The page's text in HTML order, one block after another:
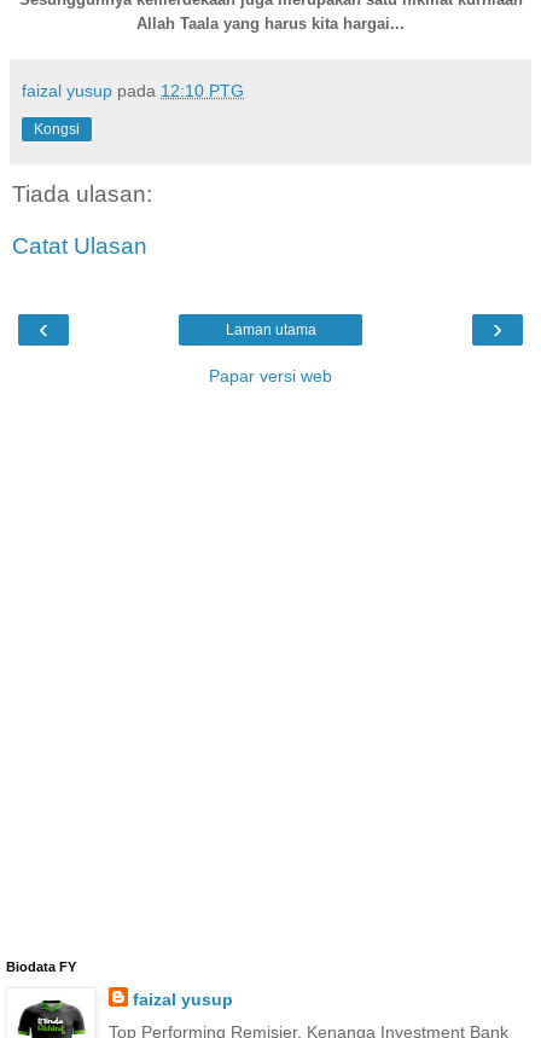
Allah Taala yang harus kita hargai...
faizal yusup pada 12:10 PTG
Kongsi
Tiada ulasan:
Catat Ulasan
‹ ›
Laman utama
Papar versi web
Biodata FY
faizal yusup
Top Performing Remisier, Kenanga Investment Bank